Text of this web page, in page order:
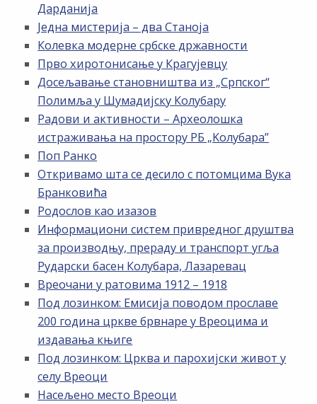
Дарданија
Једна мистерија – два Станоја
Колевка модерне србске државности
Прво хиротонисање у Крагујевцу
Досељавање становништва из „Српског“
Полимља у Шумадијску Колубару
Радови и активности – Археолошка
истраживања на простору РБ „Kолубара”
Поп Ранко
Откривамо шта се десило с потомцима Вука
Бранковића
Родослов као изазов
Информациони систем привредног друштва
за производњу, прераду и транспорт угља
Рударски басен Колубара, Лазаревац
Вреочани у ратовима 1912 – 1918
Под лозинком: Емисија поводом прославе
200 година цркве брвнаре у Вреоцима и
издавања књиге
Под лозинком: Црква и парохијски живот у
селу Вреоци
Насељено место Вреоци